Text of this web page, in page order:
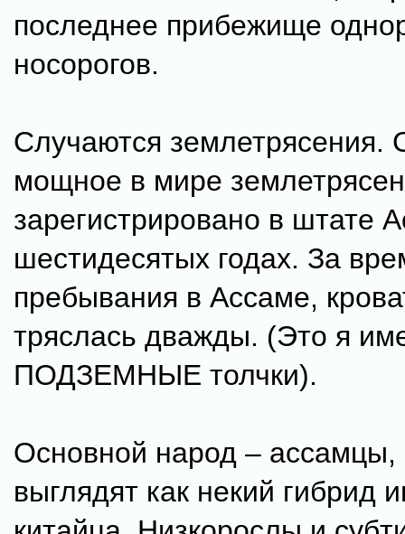
последнее прибежище
носорогов.
Случаются землетрясения.
мощное в мире
зарегистрировано в штате
шестидесятых годах. За
пребывания в Ассаме,
тряслась дважды. (Это я
ПОДЗЕМНЫЕ толчки).
Основной народ –
выглядят как некий гибрид